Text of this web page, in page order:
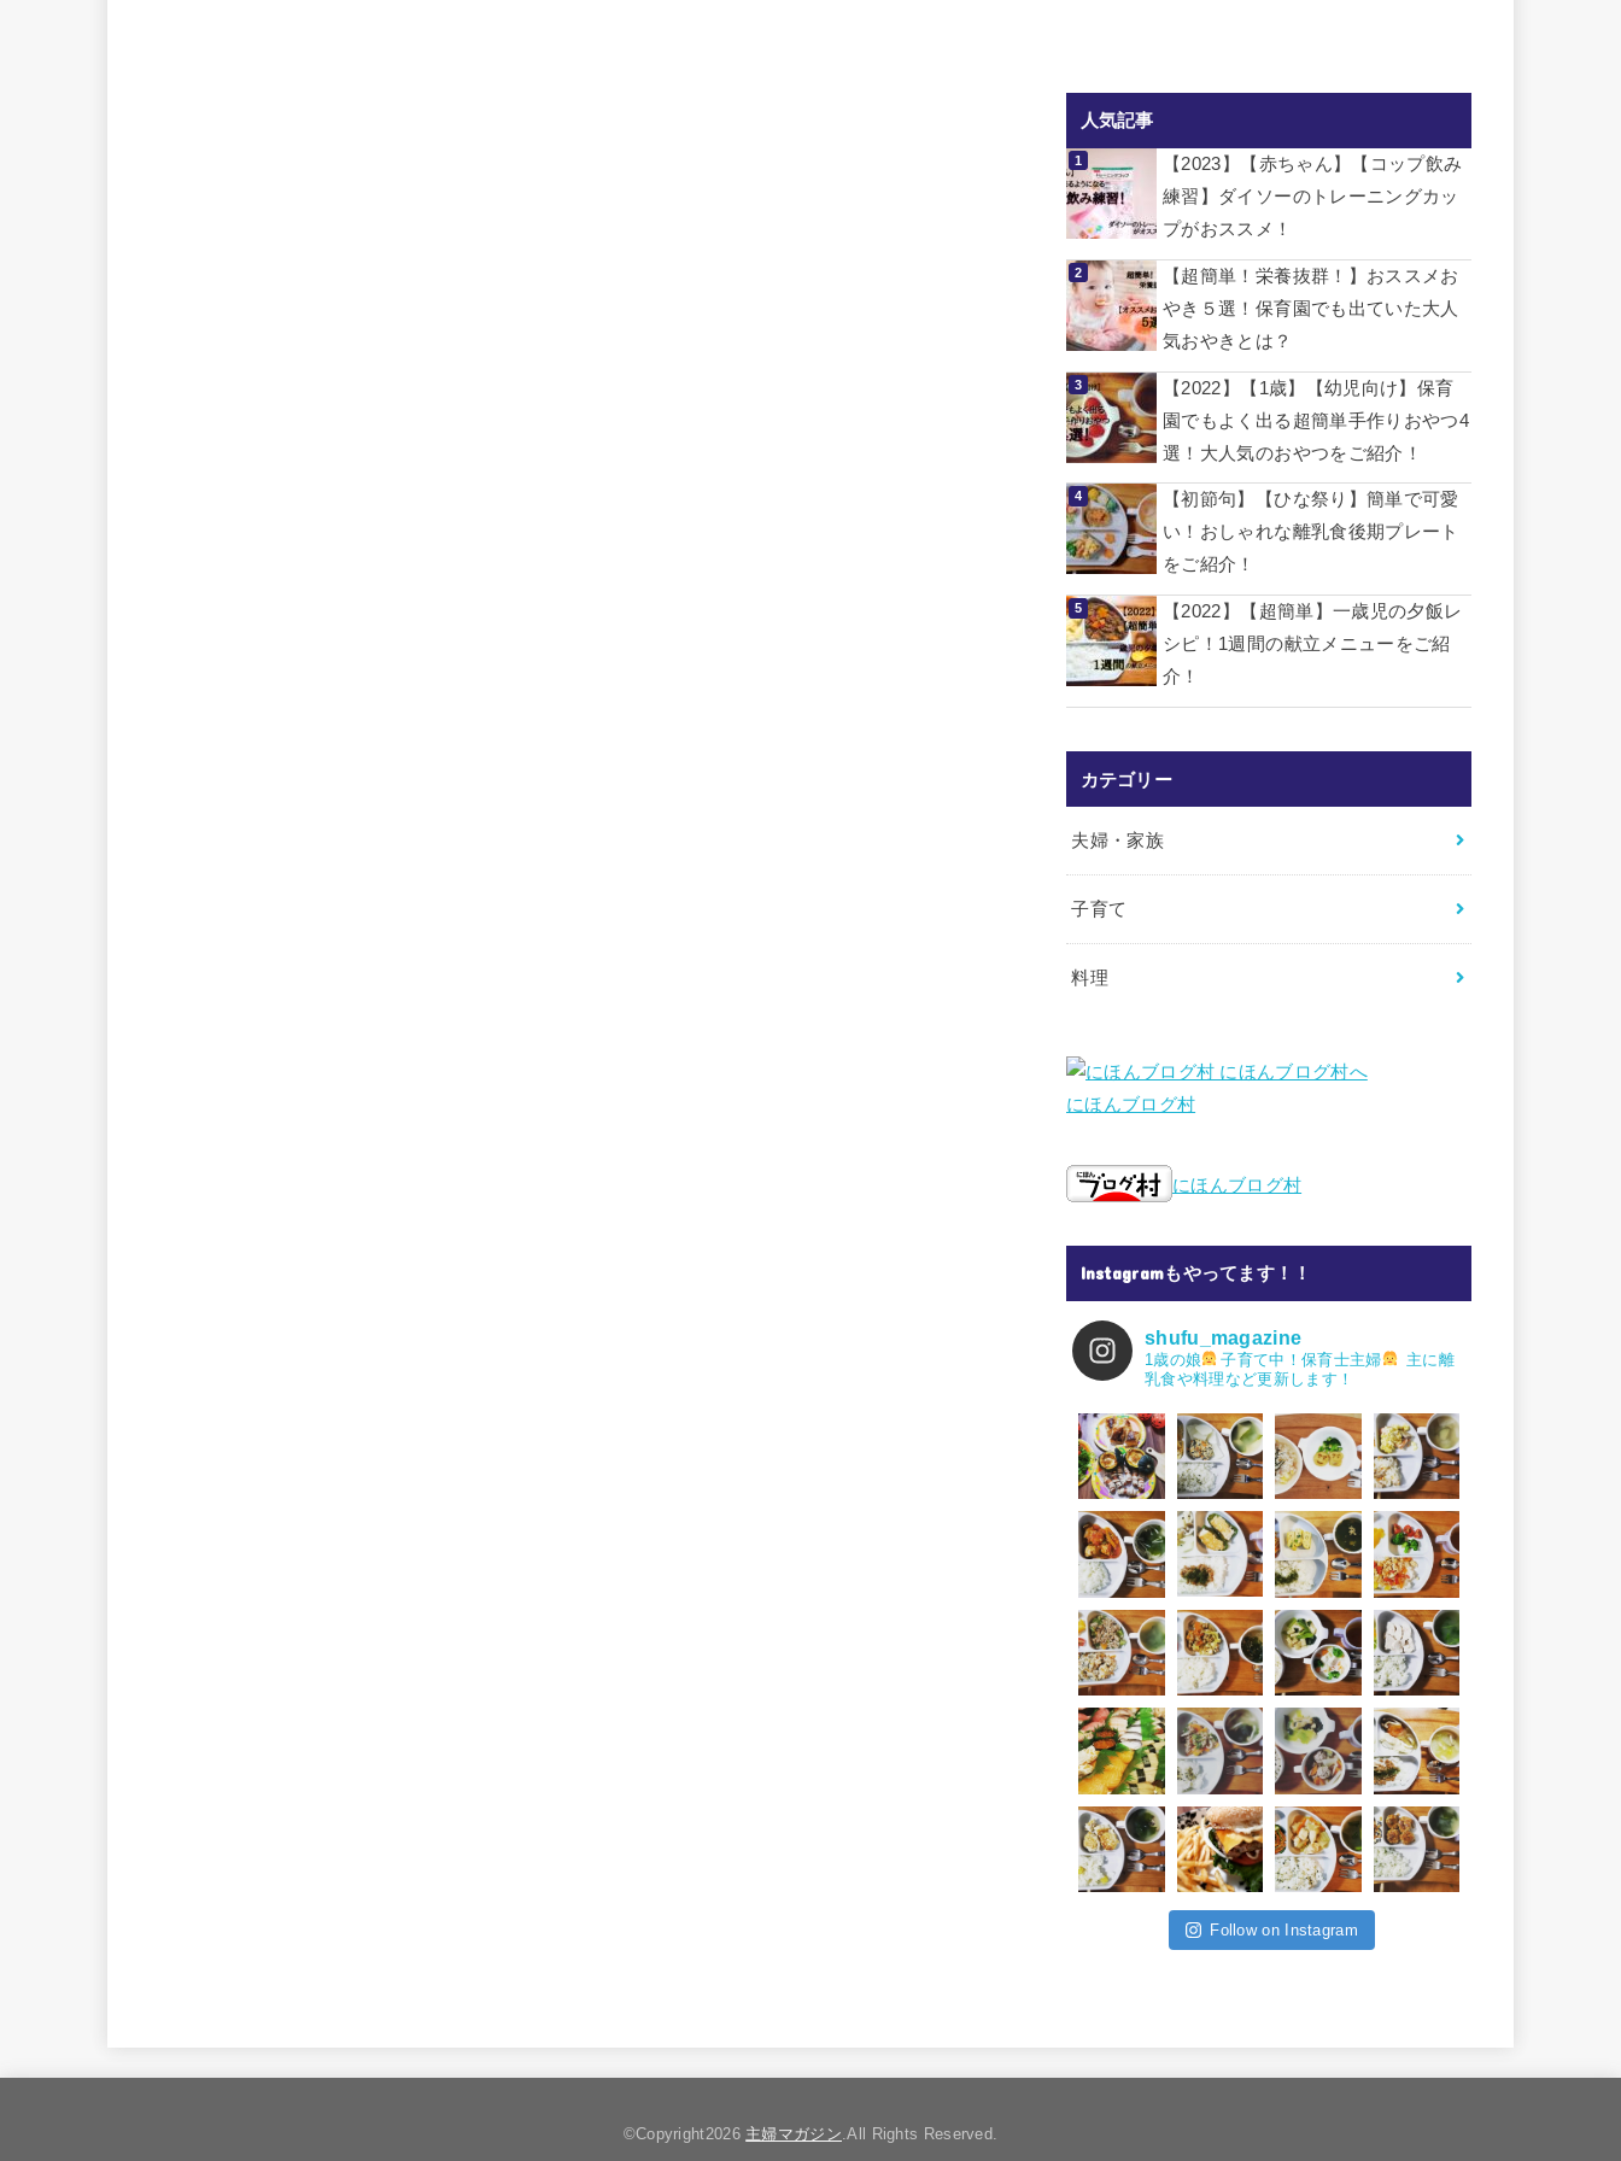
人気記事
【2023】【赤ちゃん】【コップ飲み
練習】ダイソーのトレーニングカッ
プがおススメ！
【超簡単！栄養抜群！】おススメお
やき５選！保育園でも出ていた大人
気おやきとは？
【2022】【1歳】【幼児向け】保育
園でもよく出る超簡単手作りおやつ4
選！大人気のおやつをご紹介！
【初節句】【ひな祭り】簡単で可愛
い！おしゃれな離乳食後期プレート
をご紹介！
【2022】【超簡単】一歳児の夕飯レ
シピ！1週間の献立メニューをご紹
介！
カテゴリー
夫婦・家族
子育て
料理
にほんブログ村
にほんブログ村
Instagramもやってます！！
shufu_magazine
1歳の娘 子育て中！保育士主婦
主に離
乳食や料理など更新します！
Follow on Instagram
©Copyright2026 主婦マガジン.All Rights Reserved.